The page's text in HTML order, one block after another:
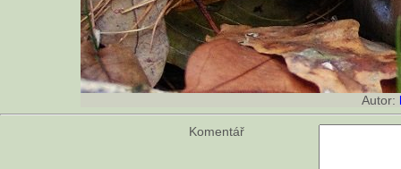
Autor:
Komentář